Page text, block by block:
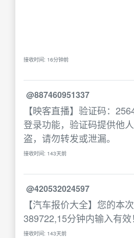
接收时间: 16分钟前
@887460951337
【映客直播】验证码：
登录功能，验证码提供他
盗，请勿转发或泄漏。
接收时间: 143天前
@420532024597
【汽车报价大全】您的本
389722,15分钟内输入有效！
接收时间: 143天前